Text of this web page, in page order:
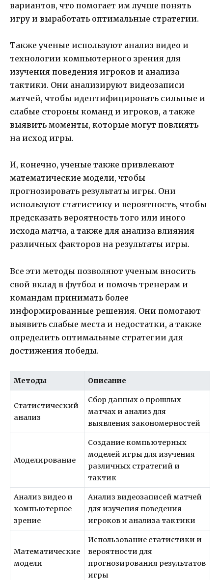
вариантов, что помогает им лучше понять
игру и выработать оптимальные стратегии.
Также ученые используют анализ видео и
технологии компьютерного зрения для
изучения поведения игроков и анализа
тактики. Они анализируют видеозаписи
матчей, чтобы идентифицировать сильные и
слабые стороны команд и игроков, а также
выявить моменты, которые могут повлиять
на исход игры.
И, конечно, ученые также привлекают
математические модели, чтобы
прогнозировать результаты игры. Они
используют статистику и вероятность, чтобы
предсказать вероятность того или иного
исхода матча, а также для анализа влияния
различных факторов на результаты игры.
Все эти методы позволяют ученым вносить
свой вклад в футбол и помочь тренерам и
командам принимать более
информированные решения. Они помогают
выявить слабые места и недостатки, а также
определить оптимальные стратегии для
достижения победы.
Методы Описание
Статистический
анализ
Сбор данных о прошлых
матчах и анализ для
выявления закономерностей
Моделирование
Создание компьютерных
моделей игры для изучения
различных стратегий и
тактик
Анализ видео и
компьютерное
зрение
Анализ видеозаписей матчей
для изучения поведения
игроков и анализа тактики
Математические
модели
Использование статистики и
вероятности для
прогнозирования результатов
игры